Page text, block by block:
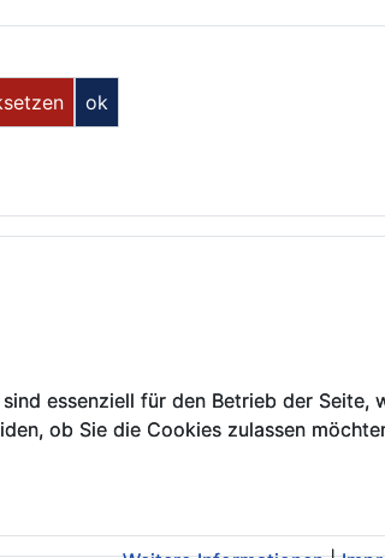
essenziell für den Betrieb der
ob Sie die Cookies zulassen
essenziell für den Betrieb der
ob Sie die Cookies zulassen